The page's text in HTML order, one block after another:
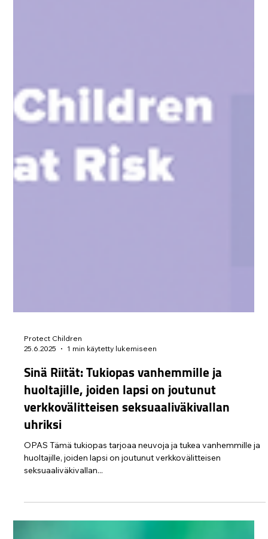
Protect Children
25.6.2025
1 min käytetty lukemiseen
huoltajille, joiden lapsi on joutunut
verkkovälitteisen seksuaaliväkivallan